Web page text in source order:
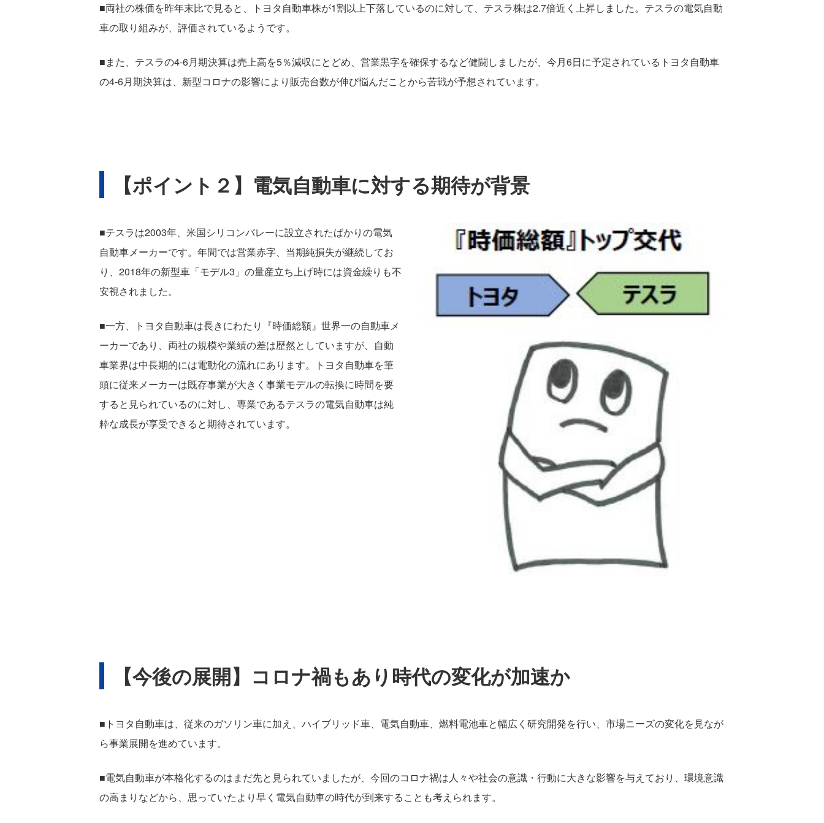
■両社の株価を昨年末比で見ると、トヨタ自動車株が1割以上下落しているのに対して、テスラ株は2.7倍近く上昇しました。テスラの電気自動
車の取り組みが、評価されているようです。
■また、テスラの4-6月期決算は売上高を5％減収にとどめ、営業黒字を確保するなど健闘しましたが、今月6日に予定されているトヨタ自動車
の4-6月期決算は、新型コロナの影響により販売台数が伸び悩んだことから苦戦が予想されています。
【ポイント２】電気自動車に対する期待が背景
■テスラは2003年、米国シリコンバレーに設立されたばかりの電気
自動車メーカーです。年間では営業赤字、当期純損失が継続してお
り、2018年の新型車「モデル3」の量産立ち上げ時には資金繰りも不
安視されました。
■一方、トヨタ自動車は長きにわたり『時価総額』世界一の自動車メ
ーカーであり、両社の規模や業績の差は歴然としていますが、自動
車業界は中長期的には電動化の流れにあります。トヨタ自動車を筆
頭に従来メーカーは既存事業が大きく事業モデルの転換に時間を要
すると見られているのに対し、専業であるテスラの電気自動車は純
粋な成長が享受できると期待されています。
【今後の展開】コロナ禍もあり時代の変化が加速か
■トヨタ自動車は、従来のガソリン車に加え、ハイブリッド車、電気自動車、燃料電池車と幅広く研究開発を行い、市場ニーズの変化を見なが
ら事業展開を進めています。
■電気自動車が本格化するのはまだ先と見られていましたが、今回のコロナ禍は人々や社会の意識・行動に大きな影響を与えており、環境意識
の高まりなどから、思っていたより早く電気自動車の時代が到来することも考えられます。